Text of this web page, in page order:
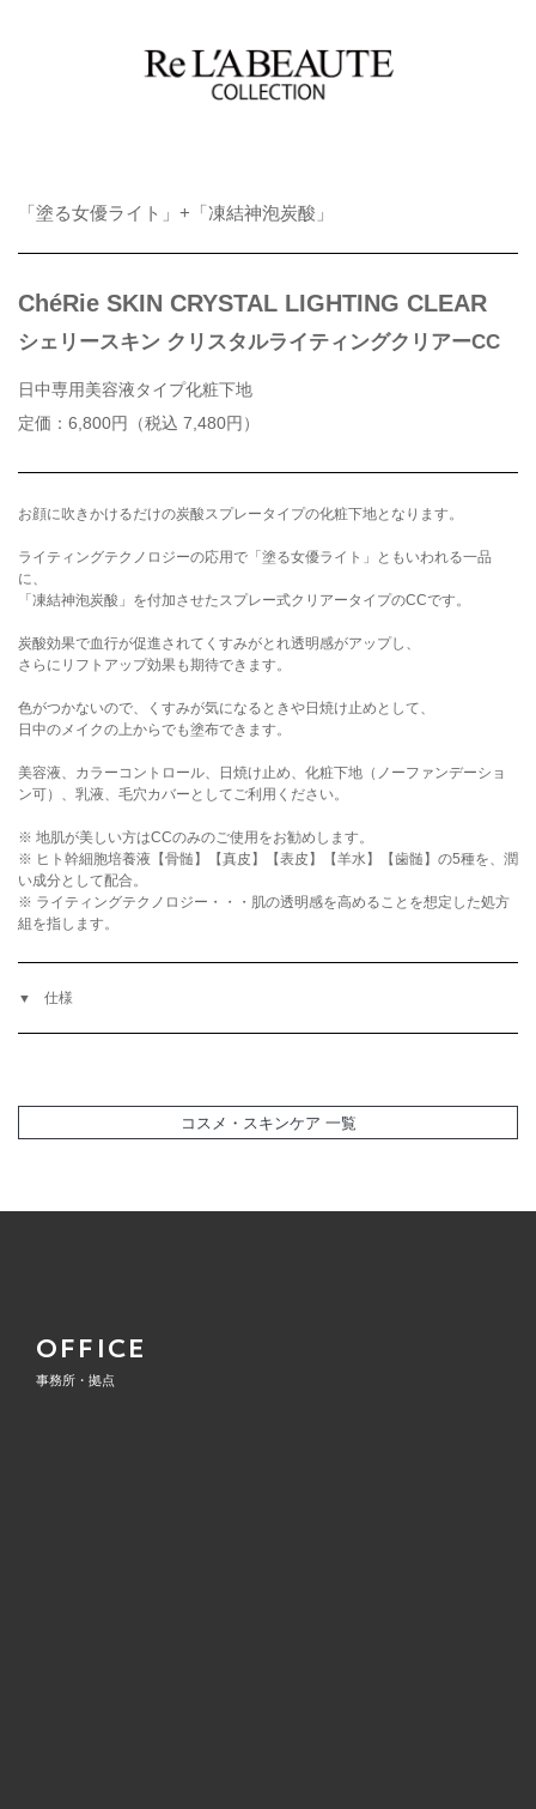
「塗る女優ライト」+「凍結神泡炭酸」
ChéRie SKIN CRYSTAL LIGHTING CLEAR
シェリースキン クリスタルライティングクリアーCC
日中専用美容液タイプ化粧下地
定価：6,800円（税込 7,480円）
お顔に吹きかけるだけの炭酸スプレータイプの化粧下地となります。
ライティングテクノロジーの応用で「塗る女優ライト」ともいわれる一品
に、
「凍結神泡炭酸」を付加させたスプレー式クリアータイプのCCです。
炭酸効果で血行が促進されてくすみがとれ透明感がアップし、
さらにリフトアップ効果も期待できます。
色がつかないので、くすみが気になるときや日焼け止めとして、
日中のメイクの上からでも塗布できます。
美容液、カラーコントロール、日焼け止め、化粧下地（ノーファンデーショ
ン可）、乳液、毛穴カバーとしてご利用ください。
※ 地肌が美しい方はCCのみのご使用をお勧めします。
※ ヒト幹細胞培養液【骨髄】【真皮】【表皮】【羊水】【歯髄】の5種を、潤
い成分として配合。
※ ライティングテクノロジー・・・肌の透明感を高めることを想定した処方
組を指します。
仕様
コスメ・スキンケア 一覧
OFFICE
事務所・拠点